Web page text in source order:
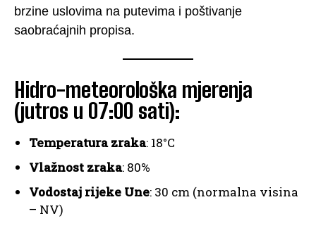
brzine uslovima na putevima i poštivanje
saobraćajnih propisa.
Hidro-meteorološka mjerenja
(jutros u 07:00 sati):
Temperatura zraka: 18°C
Vlažnost zraka: 80%
Vodostaj rijeke Une: 30 cm (normalna visina
– NV)